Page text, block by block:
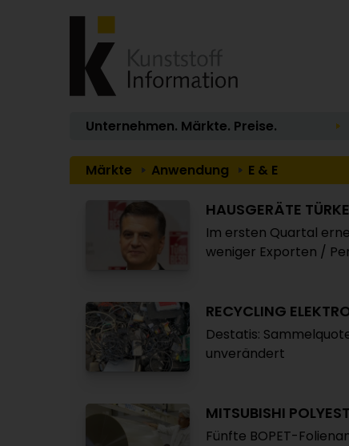
Unternehmen. Märkte. Preise.
Märkte Anwendung E & E
HAUSGERÄTE
Im ersten Quartal
weniger Exporten /
RECYCLING
Destatis:
unverändert
MITSUBISHI
Fünfte BOPET-